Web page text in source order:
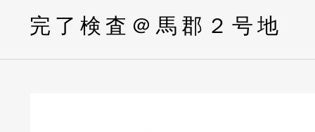
完了検査＠馬郡２号地